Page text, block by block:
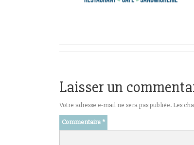
Laisser un
Votre adresse e-mail ne sera pas publiée. Les
Commentaire *